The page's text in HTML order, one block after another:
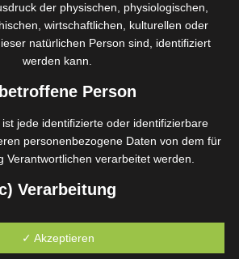
INTERESSIERT?
der physischen, physiologischen,
wirtschaftlichen, kulturellen oder
natürlichen Person sind, identifiziert
werden kann.
Person
jede identifizierte oder identifizierbare
personenbezogene Daten von dem für
Verantwortlichen verarbeitet werden.
Verarbeitung
mit oder ohne Hilfe automatisierter
Vorgang oder jede solche Vorgangsreihe
✓ Akzeptieren